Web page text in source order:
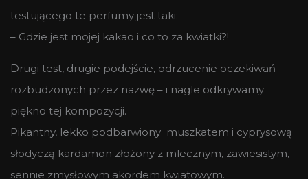
testującego te perfumy jest taki:
– Gdzie jest mojej kakao i co to za kwiatki?!
Drugi test, drugie podejście, odrzucenie oczekiwań
rozbudzonych przez nazwę – i nagle odkrywamy
piękno tej kompozycji.
Pikantny, lekko podbarwiony muszkatem i cyprysową
słodyczą kardamon złożony z mlecznym, zawiesistym,
sennie zmysłowym akordem kwiatowym.